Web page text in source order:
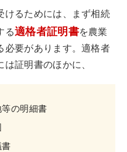
けるためには、まず相続
る適格者証明書を農業
必要があります。適格者
証明書のほかに、
の明細書